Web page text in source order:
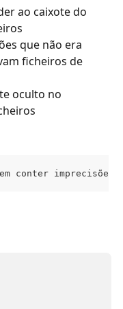
ao caixote do
que não era
ficheiros de
oculto no
conter imprecisões.